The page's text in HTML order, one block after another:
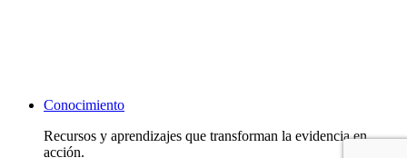
Conocimiento
Recursos y aprendizajes que transforman la evidencia en
acción.